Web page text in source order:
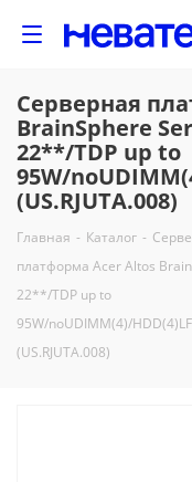
Серверная
BrainSphere
22**/TDP up to
95W/
(US.RJUTA.008)
Главная - Каталог -
платформа Acer Altos
22**/TDP up to
95W/noUDIMM(4)/
(US.RJUTA.008)